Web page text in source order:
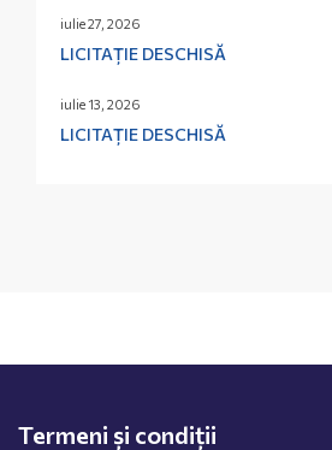
iulie 27, 2026
LICITAȚIE DESCHISĂ
iulie 13, 2026
LICITAȚIE DESCHISĂ
Termeni și condiții